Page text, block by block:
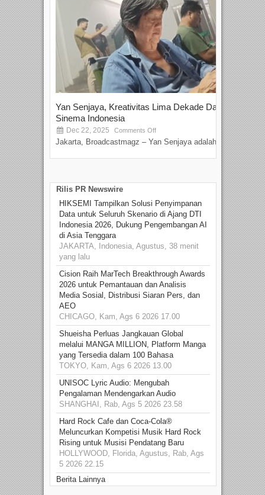
Yan Senjaya, Kreativitas Lima Dekade Dalam
Sinema Indonesia
Dec 22, 2025 Comments Off
Jakarta, Broadcastmagz – Yan Senjaya adalah...
Rilis PR Newswire
HIKSEMI Tampilkan Solusi Penyimpanan
Data untuk Seluruh Skenario di Ajang DTI
Indonesia 2026, Dukung Pengembangan AI
di Asia Tenggara
JAKARTA, Indonesia, Agustus, 38 menit
yang lalu
Cision Raih MarTech Breakthrough Awards
2026 untuk Pemantauan dan Analisis
Media Sosial, Distribusi Siaran Pers, dan
AEO
CHICAGO, Kam, Ags 6 2026 17.00
Shueisha Perluas Jangkauan Global
melalui MANGA MILLION, Platform Manga
yang Tersedia dalam 100 Bahasa
TOKYO, Kam, Ags 6 2026 13.00
UNISOC Lyric Audio: Mengubah
Pengalaman Mendengarkan Audio
SHANGHAI, Rab, Ags 5 2026 23.58
Hard Rock Cafe dan Coca-Cola®
Meluncurkan Kompetisi Musik Hard Rock
Rising untuk Musisi Pendatang Baru
HOLLYWOOD, Florida, Agustus, Rab, Ags
5 2026 22.15
Berita Lainnya